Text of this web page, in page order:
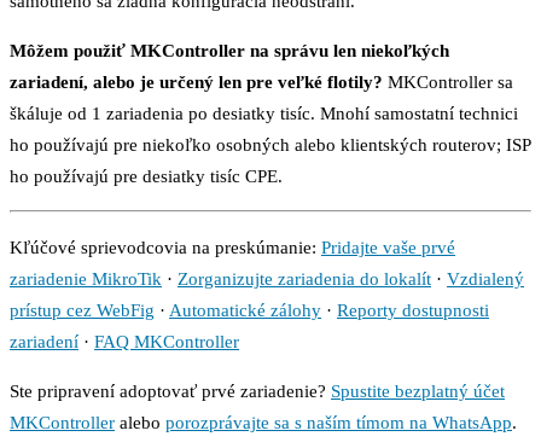
Môžem použiť MKController na správu len niekoľkých
zariadení, alebo je určený len pre veľké flotily? MKController sa
škáluje od 1 zariadenia po desiatky tisíc. Mnohí samostatní technici
ho používajú pre niekoľko osobných alebo klientských routerov; ISP
ho používajú pre desiatky tisíc CPE.
Kľúčové sprievodcovia na preskúmanie: Pridajte vaše prvé
zariadenie MikroTik · Zorganizujte zariadenia do lokalít · Vzdialený
prístup cez WebFig · Automatické zálohy · Reporty dostupnosti
zariadení · FAQ MKController
Ste pripravení adoptovať prvé zariadenie? Spustite bezplatný účet
MKController alebo porozprávajte sa s naším tímom na WhatsApp.